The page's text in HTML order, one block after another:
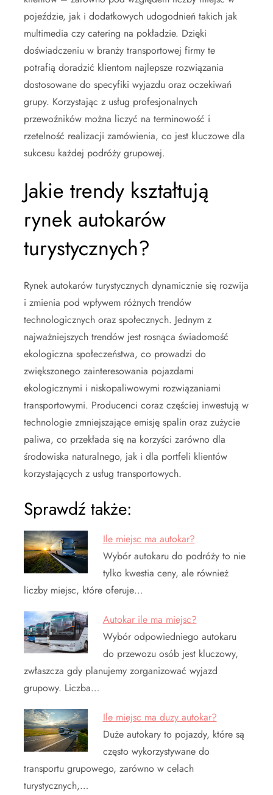
pojeździe, jak i dodatkowych udogodnień takich jak
multimedia czy catering na pokładzie. Dzięki
doświadczeniu w branży transportowej firmy te
potrafią doradzić klientom najlepsze rozwiązania
dostosowane do specyfiki wyjazdu oraz oczekiwań
grupy. Korzystając z usług profesjonalnych
przewoźników można liczyć na terminowość i
rzetelność realizacji zamówienia, co jest kluczowe dla
sukcesu każdej podróży grupowej.
Jakie trendy kształtują
rynek autokarów
turystycznych?
Rynek autokarów turystycznych dynamicznie się rozwija
i zmienia pod wpływem różnych trendów
technologicznych oraz społecznych. Jednym z
najważniejszych trendów jest rosnąca świadomość
ekologiczna społeczeństwa, co prowadzi do
zwiększonego zainteresowania pojazdami
ekologicznymi i niskopaliwowymi rozwiązaniami
transportowymi. Producenci coraz częściej inwestują w
technologie zmniejszające emisję spalin oraz zużycie
paliwa, co przekłada się na korzyści zarówno dla
środowiska naturalnego, jak i dla portfeli klientów
korzystających z usług transportowych.
Sprawdź także:
Ile miejsc ma autokar?
Wybór autokaru do podróży to nie
tylko kwestia ceny, ale również
liczby miejsc, które oferuje…
Autokar ile ma miejsc?
Wybór odpowiedniego autokaru
do przewozu osób jest kluczowy,
zwłaszcza gdy planujemy zorganizować wyjazd
grupowy. Liczba…
Ile miejsc ma duzy autokar?
Duże autokary to pojazdy, które są
często wykorzystywane do
transportu grupowego, zarówno w celach
turystycznych,…